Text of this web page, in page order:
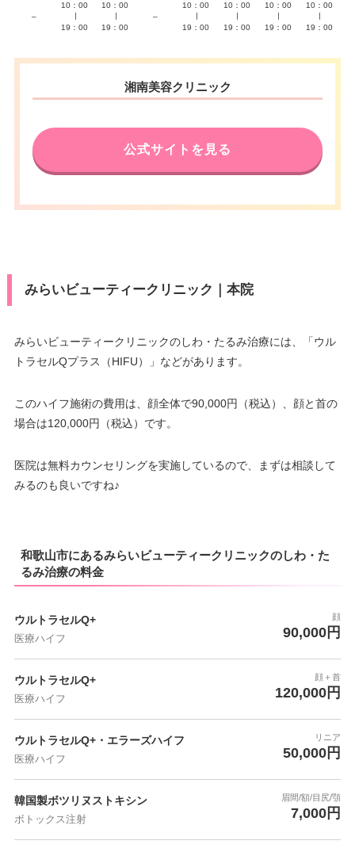
–
10：00
19：00
10：00
19：00
–
10：00
19：00
10：00
19：00
10：00
19：00
10：00
19：00
湘南美容クリニック
公式サイトを見る
みらいビューティークリニック｜本院
みらいビューティークリニックのしわ・たるみ治療には、「ウル
トラセルQプラス（HIFU）」などがあります。
このハイフ施術の費用は、顔全体で90,000円（税込）、顔と首の
場合は120,000円（税込）です。
医院は無料カウンセリングを実施しているので、まずは相談して
みるのも良いですね♪
和歌山市にあるみらいビューティークリニックのしわ・た
るみ治療の料金
ウルトラセルQ+
医療ハイフ
顔
90,000円
ウルトラセルQ+
医療ハイフ
顔＋首
120,000円
ウルトラセルQ+・エラーズハイフ
医療ハイフ
リニア
50,000円
韓国製ボツリヌストキシン
ボトックス注射
眉間/額/目尻/顎
7,000円